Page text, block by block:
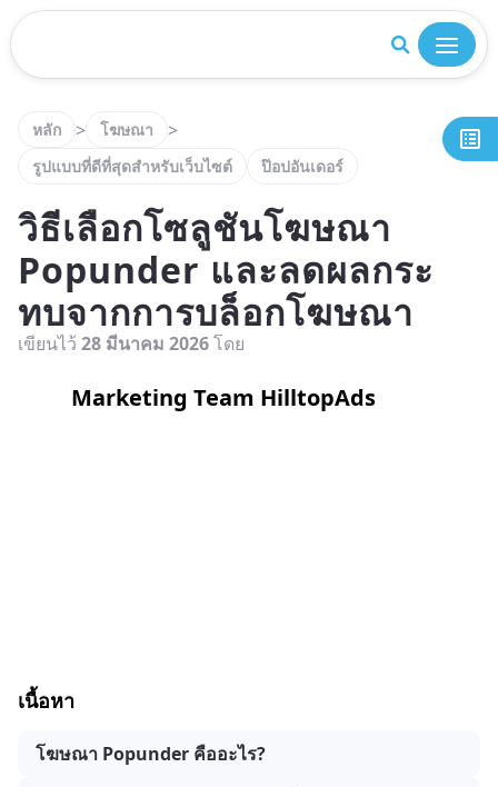
ปิด
หลัก > โฆษณา >
รูปแบบที่ดีที่สุดสำหรับเว็บไซต์ ป๊อปอันเดอร์
วิธีเลือกโซลูชันโฆษณา
Popunder และลดผลกระ
ทบจากการบล็อกโฆษณา
เขียนไว้ 28 มีนาคม 2026โดย
Marketing Team HilltopAds
เนื้อหา
โฆษณา Popunder คืออะไร?